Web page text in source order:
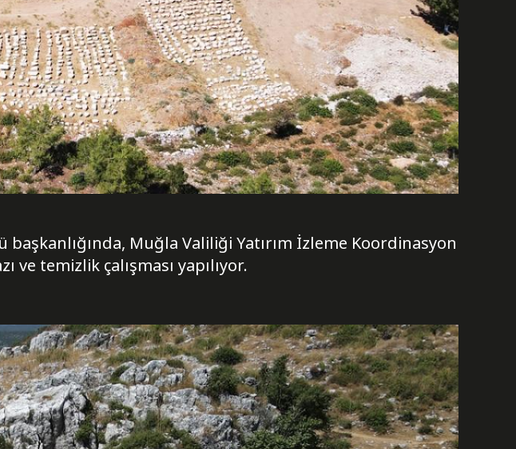
Muğla Valiliği Yatırım İzleme Koordinasyon
ve temizlik çalışması yapılıyor.